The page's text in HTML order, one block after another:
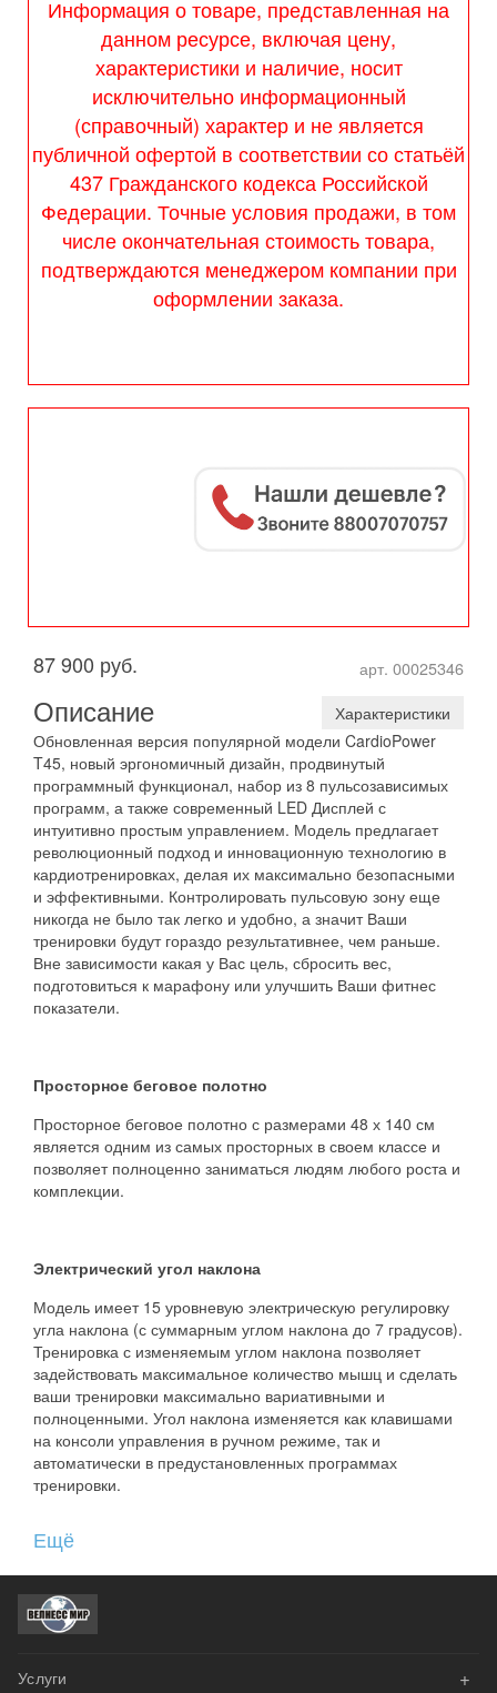
Информация о товаре, представленная на
данном ресурсе, включая цену,
характеристики и наличие, носит
исключительно информационный
(справочный) характер и не является
публичной офертой в соответствии со статьёй
437 Гражданского кодекса Российской
Федерации. Точные условия продажи, в том
числе окончательная стоимость товара,
подтверждаются менеджером компании при
оформлении заказа.
арт. 00025346
87 900 руб.
Описание
Характеристики
Обновленная версия популярной модели CardioPower
T45, новый эргономичный дизайн, продвинутый
программный функционал, набор из 8 пульсозависимых
программ, а также современный LED Дисплей с
интуитивно простым управлением. Модель предлагает
революционный подход и инновационную технологию в
кардиотренировках, делая их максимально безопасными
и эффективными. Контролировать пульсовую зону еще
никогда не было так легко и удобно, а значит Ваши
тренировки будут гораздо результативнее, чем раньше.
Вне зависимости какая у Вас цель, сбросить вес,
подготовиться к марафону или улучшить Ваши фитнес
показатели.
Просторное беговое полотно
Просторное беговое полотно с размерами 48 х 140 см
является одним из самых просторных в своем классе и
позволяет полноценно заниматься людям любого роста и
комплекции.
Электрический угол наклона
Модель имеет 15 уровневую электрическую регулировку
угла наклона (с суммарным углом наклона до 7 градусов).
Тренировка с изменяемым углом наклона позволяет
задействовать максимальное количество мышц и сделать
ваши тренировки максимально вариативными и
полноценными. Угол наклона изменяется как клавишами
на консоли управления в ручном режиме, так и
автоматически в предустановленных программах
тренировки.
Система амортизации AirCushion-M - высококачественная
усиленная MDF дека с гибридной системой эластомеров
Ещё
Услуги +